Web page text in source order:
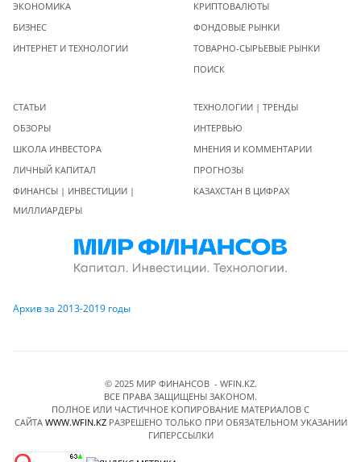
ЭКОНОМИКА
БИЗНЕС
ИНТЕРНЕТ И ТЕХНОЛОГИИ
КРИПТОВАЛЮТЫ
ФОНДОВЫЕ РЫНКИ
ТОВАРНО-СЫРЬЕВЫЕ РЫНКИ
ПОИСК
СТАТЬИ
ОБЗОРЫ
ШКОЛА ИНВЕСТОРА
ЛИЧНЫЙ КАПИТАЛ
ФИНАНСЫ | ИНВЕСТИЦИИ |
МИЛЛИАРДЕРЫ
ТЕХНОЛОГИИ | ТРЕНДЫ
ИНТЕРВЬЮ
МНЕНИЯ И КОММЕНТАРИИ
ПРОГНОЗЫ
КАЗАХСТАН В ЦИФРАХ
Архив за 2013-2019 годы
© 2025 МИР ФИНАНСОВ - WFIN.KZ.
ВСЕ ПРАВА ЗАЩИЩЕНЫ ЗАКОНОМ.
ПОЛНОЕ ИЛИ ЧАСТИЧНОЕ КОПИРОВАНИЕ МАТЕРИАЛОВ C
САЙТА WWW.WFIN.KZРАЗРЕШЕНО ТОЛЬКО ПРИ ОБЯЗАТЕЛЬНОМ УКАЗАНИИ
ГИПЕРССЫЛКИ